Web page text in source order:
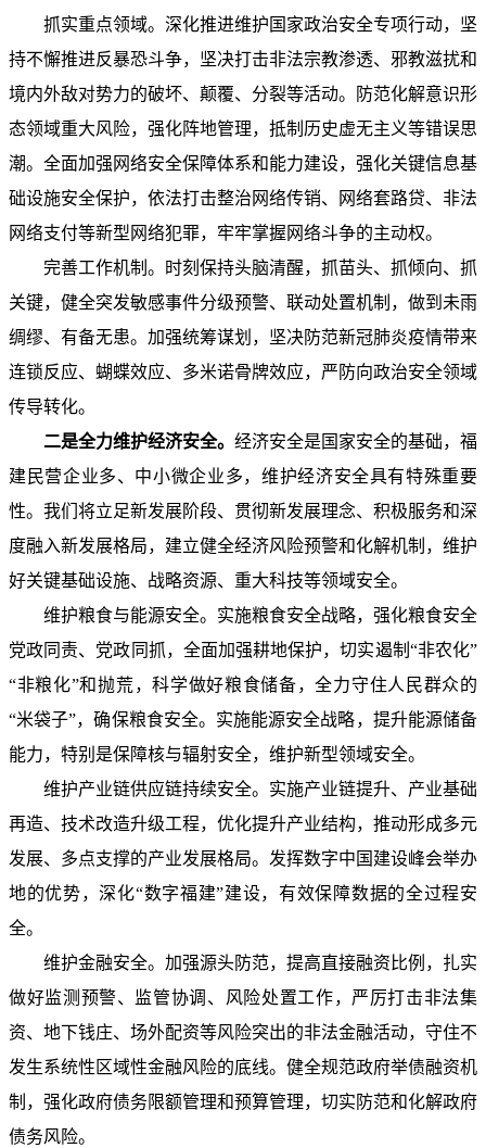
抓实重点领域。深化推进维护国家政治安全专项行动，坚
持不懈推进反暴恐斗争，坚决打击非法宗教渗透、邪教滋扰和
境内外敌对势力的破坏、颠覆、分裂等活动。防范化解意识形
态领域重大风险，强化阵地管理，抵制历史虚无主义等错误思
潮。全面加强网络安全保障体系和能力建设，强化关键信息基
础设施安全保护，依法打击整治网络传销、网络套路贷、非法
网络支付等新型网络犯罪，牢牢掌握网络斗争的主动权。
完善工作机制。时刻保持头脑清醒，抓苗头、抓倾向、抓
关键，健全突发敏感事件分级预警、联动处置机制，做到未雨
绸缪、有备无患。加强统筹谋划，坚决防范新冠肺炎疫情带来
连锁反应、蝴蝶效应、多米诺骨牌效应，严防向政治安全领域
传导转化。
二是全力维护经济安全。 经济安全是国家安全的基础，福
建民营企业多、中小微企业多，维护经济安全具有特殊重要
性。我们将立足新发展阶段、贯彻新发展理念、积极服务和深
度融入新发展格局，建立健全经济风险预警和化解机制，维护
好关键基础设施、战略资源、重大科技等领域安全。
维护粮食与能源安全。实施粮食安全战略，强化粮食安全
党政同责、党政同抓，全面加强耕地保护，切实遏制“非农化”
“非粮化”和抛荒，科学做好粮食储备，全力守住人民群众的
“米袋子”，确保粮食安全。实施能源安全战略，提升能源储备
能力，特别是保障核与辐射安全，维护新型领域安全。
维护产业链供应链持续安全。实施产业链提升、产业基础
再造、技术改造升级工程，优化提升产业结构，推动形成多元
发展、多点支撑的产业发展格局。发挥数字中国建设峰会举办
地的优势，深化“数字福建”建设，有效保障数据的全过程安
全。
维护金融安全。加强源头防范，提高直接融资比例，扎实
做好监测预警、监管协调、风险处置工作，严厉打击非法集
资、地下钱庄、场外配资等风险突出的非法金融活动，守住不
发生系统性区域性金融风险的底线。健全规范政府举债融资机
制，强化政府债务限额管理和预算管理，切实防范和化解政府
债务风险。